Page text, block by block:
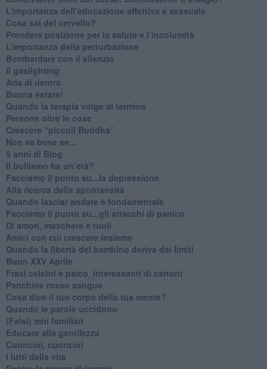
​L’importanza dell’educazione affettiva e sessuale
​Cosa sai del cervello?
Prendere posizione per la salute e l’incolumità
L’importanza della perturbazione
​Bombardare con il silenzio
Il gaslighting
Aria di rientro
Buona estate!
​Quando la terapia volge al termine
​Persone oltre le cose
​Crescere “piccoli Buddha”
Non va bene se…
​5 anni di Blog
​Il bullismo ha un’età?
Facciamo il punto su...la depressione
​Alla ricerca della spontaneità
​Quando lasciar andare è fondamentale
Facciamo il punto su...gli attacchi di panico
Di amori, maschere e ruoli
​Amici con cui crescere insieme
​Quando la libertà del bambino deriva dai limiti
Buon XXV Aprile
​Frasi celebri e psico_interessanti di cartoni
​Panchine rosso sangue
​Cosa dice il tuo corpo della tua mente?
​Quando le parole uccidono
​(Falsi) miti familiari
​Educare alla gentilezza
​Cuoricini, cuoricini
I lutti della vita